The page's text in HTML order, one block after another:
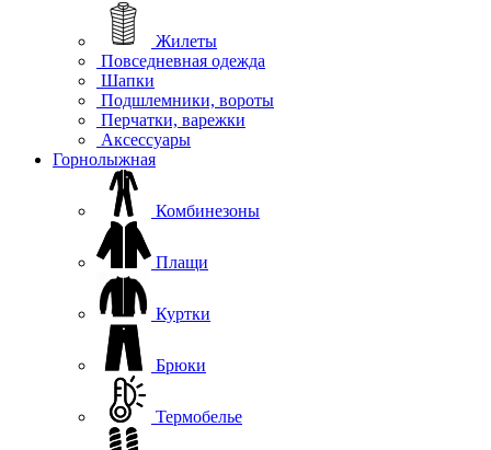
Жилеты
Повседневная одежда
Шапки
Подшлемники, вороты
Перчатки, варежки
Аксессуары
Горнолыжная
Комбинезоны
Плащи
Куртки
Брюки
Термобелье